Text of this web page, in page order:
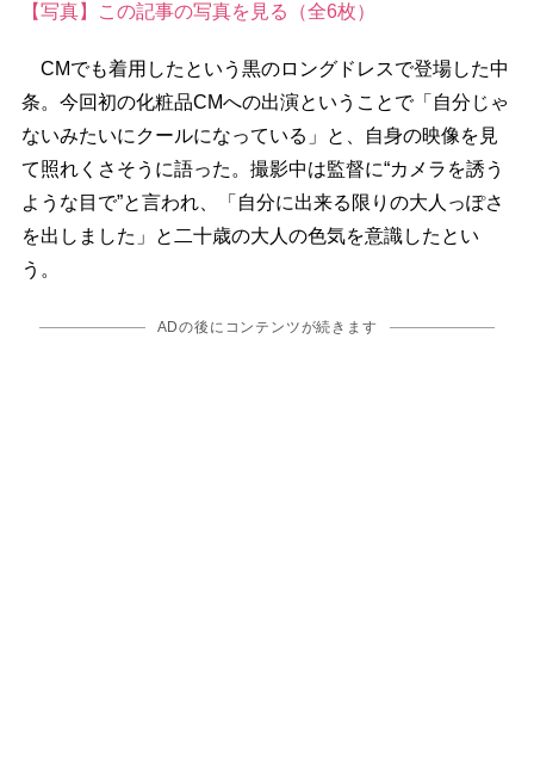
【写真】この記事の写真を見る（全6枚）
CMでも着用したという黒のロングドレスで登場した中
条。今回初の化粧品CMへの出演ということで「自分じゃ
ないみたいにクールになっている」と、自身の映像を見
て照れくさそうに語った。撮影中は監督に“カメラを誘う
ような目で”と言われ、「自分に出来る限りの大人っぽさ
を出しました」と二十歳の大人の色気を意識したとい
う。
ADの後にコンテンツが続きます